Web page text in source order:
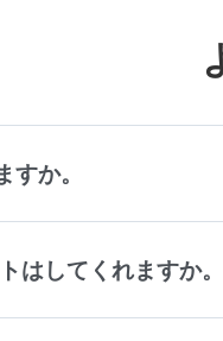
か。
はしてくれますか。